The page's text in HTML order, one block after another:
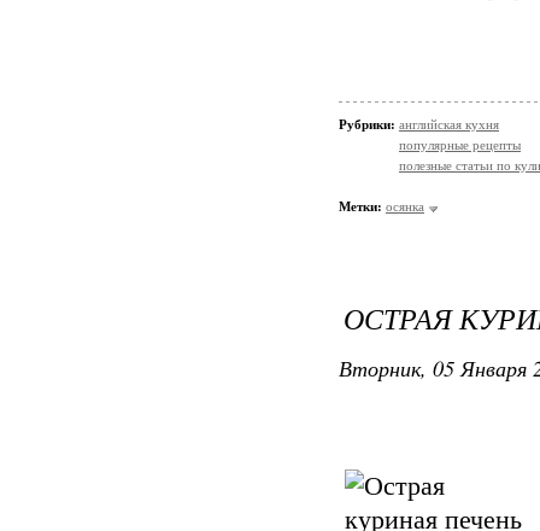
Рубрики: английская кухня
популярные рецепты
полезные статьи по
Метки: осянка
ОСТРАЯ
Вторник, 05 Января